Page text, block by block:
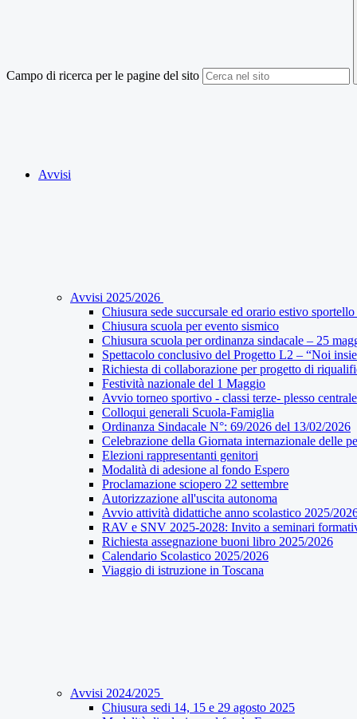
Campo di ricerca per le pagine del sito
Avvisi
Avvisi 2025/2026
Chiusura sede succursale ed orario estivo sportello
Chiusura scuola per evento sismico
Chiusura scuola per ordinanza sindacale – 25
Spettacolo conclusivo del Progetto L2 – “Noi
Richiesta di collaborazione per progetto di
Festività nazionale del 1 Maggio
Avvio torneo sportivo - classi terze- plesso centrale
Colloqui generali Scuola-Famiglia
Ordinanza Sindacale N°: 69/2026 del 13/02/2026
Celebrazione della Giornata internazionale delle
Elezioni rappresentanti genitori
Modalità di adesione al fondo Espero
Proclamazione sciopero 22 settembre
Autorizzazione all'uscita autonoma
Avvio attività didattiche anno scolastico 2025/
RAV e SNV 2025-2028: Invito a seminari
Richiesta assegnazione buoni libro 2025/2026
Calendario Scolastico 2025/2026
Viaggio di istruzione in Toscana
Avvisi 2024/2025
Chiusura sedi 14, 15 e 29 agosto 2025